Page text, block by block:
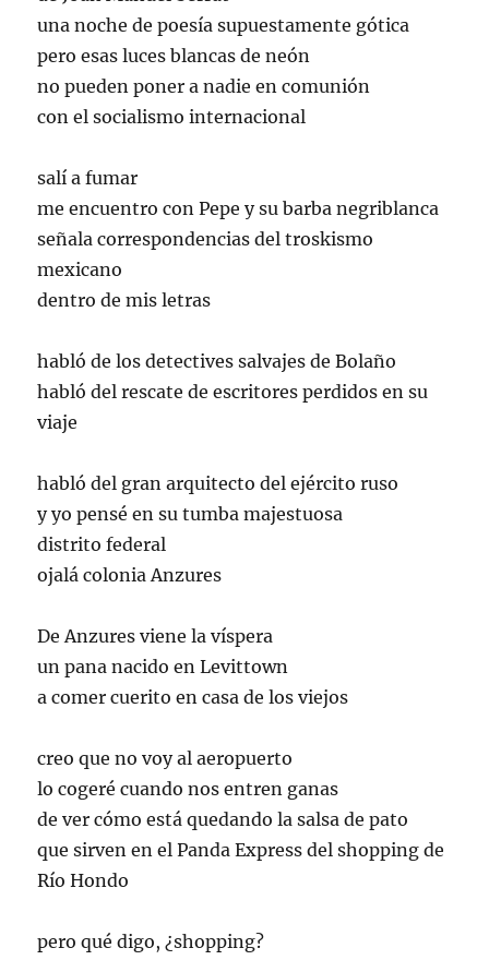
una noche de poesía supuestamente gótica
pero esas luces blancas de neón
no pueden poner a nadie en comunión
con el socialismo internacional
salí a fumar
me encuentro con Pepe y su barba negriblanca
señala correspondencias del troskismo
mexicano
dentro de mis letras
habló de los detectives salvajes de Bolaño
habló del rescate de escritores perdidos en su
viaje
habló del gran arquitecto del ejército ruso
y yo pensé en su tumba majestuosa
distrito federal
ojalá colonia Anzures
De Anzures viene la víspera
un pana nacido en Levittown
a comer cuerito en casa de los viejos
creo que no voy al aeropuerto
lo cogeré cuando nos entren ganas
de ver cómo está quedando la salsa de pato
que sirven en el Panda Express del shopping de
Río Hondo
pero qué digo, ¿shopping?